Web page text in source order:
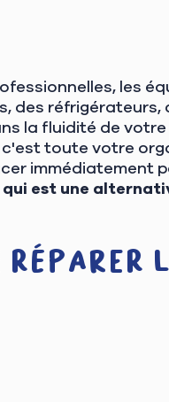
les
des réfrigérateurs,
la fluidité de votre
c'est toute votre
immédiatement
est une